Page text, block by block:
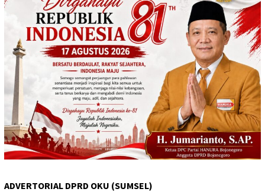
ADVERTORIAL DPRD OKU (SUMSEL)